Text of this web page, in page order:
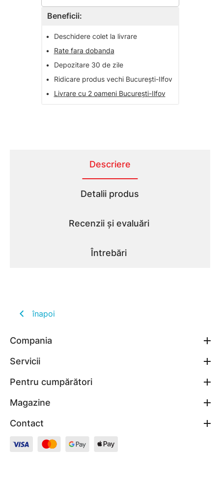
Beneficii:
•
Deschidere colet la livrare
•
Rate fara dobanda
•
Depozitare 30 de zile
•
Ridicare produs vechi București-Ilfov
•
Livrare cu 2 oameni București-Ilfov
Descriere
Detalii produs
Recenzii și evaluări
Întrebări
înapoi
Compania
Servicii
Pentru cumpărători
Magazine
Contact